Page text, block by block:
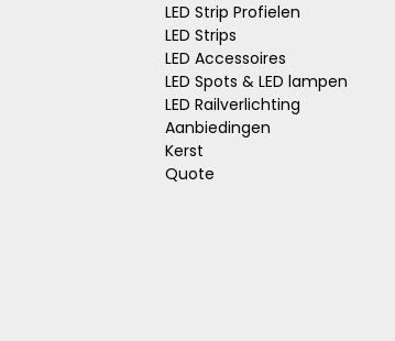
LED Strip Profielen
LED Strips
LED Accessoires
LED Spots & LED lampen
LED Railverlichting
Aanbiedingen
Kerst
Quote